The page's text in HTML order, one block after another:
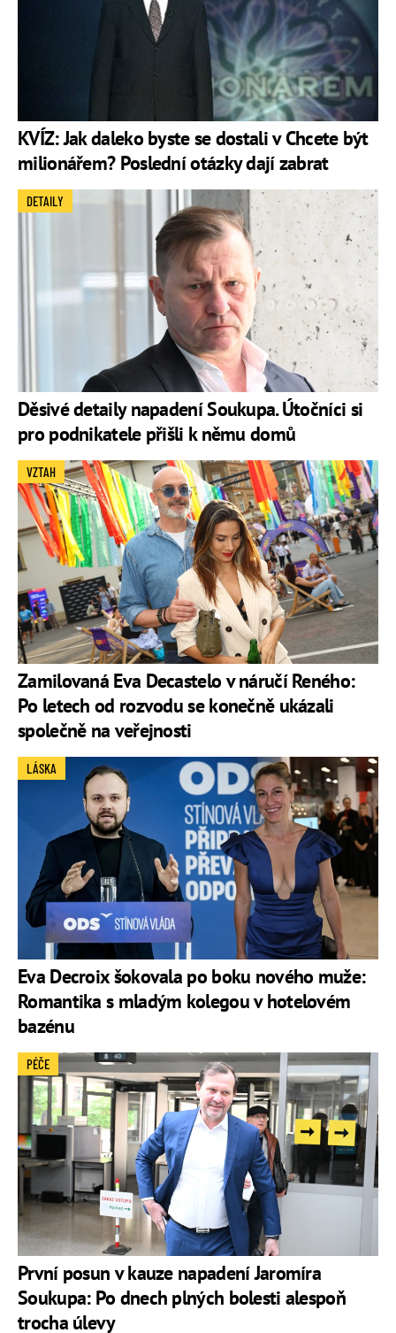
KVÍZ: Jak daleko byste se dostali v Chcete být
milionářem? Poslední otázky dají zabrat
Děsivé detaily napadení Soukupa. Útočníci si
pro podnikatele přišli k němu domů
DETAILY
Zamilovaná Eva Decastelo v náručí Reného:
Po letech od rozvodu se konečně ukázali
společně na veřejnosti
VZTAH
Eva Decroix šokovala po boku nového muže:
Romantika s mladým kolegou v hotelovém
bazénu
LÁSKA
První posun v kauze napadení Jaromíra
Soukupa: Po dnech plných bolesti alespoň
trocha úlevy
PÉČE